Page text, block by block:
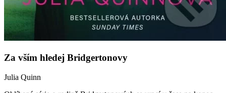
Za vším hledej Bridgertonovy
Julia Quinn